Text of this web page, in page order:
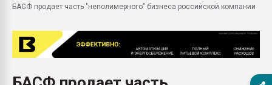
Всё, что касается
бутылок
Материал
БАСФ продает часть "неполимерного" бизнеса российской компании